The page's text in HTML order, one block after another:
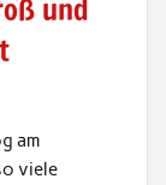
und
am
viele